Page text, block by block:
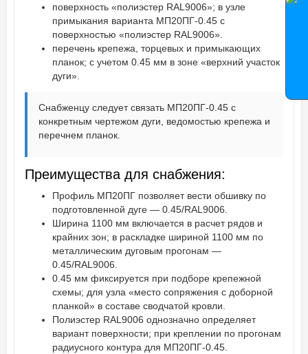
поверхность «полиэстер RAL9006»; в узле
примыкания варианта МП20ПГ-0.45 с
поверхностью «полиэстер RAL9006».
перечень крепежа, торцевых и примыкающих
планок; с учетом 0.45 мм в зоне «верхний участок
дуги».
Снабженцу следует связать МП20ПГ-0.45 с
конкретным чертежом дуги, ведомостью крепежа и
перечнем планок.
Преимущества для снабжения:
Профиль МП20ПГ позволяет вести обшивку по
подготовленной дуге — 0.45/RAL9006.
Ширина 1100 мм включается в расчет рядов и
крайних зон; в раскладке шириной 1100 мм по
металлическим дуговым прогонам —
0.45/RAL9006.
0.45 мм фиксируется при подборе крепежной
схемы; для узла «место сопряжения с доборной
планкой» в составе сводчатой кровли.
Полиэстер RAL9006 однозначно определяет
вариант поверхности; при креплении по прогонам
радиусного контура для МП20ПГ-0.45.